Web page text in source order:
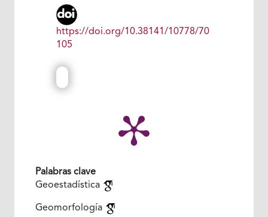
https://doi.org/10.38141/10778/70
105
Palabras clave
Geoestadística
Geomorfología